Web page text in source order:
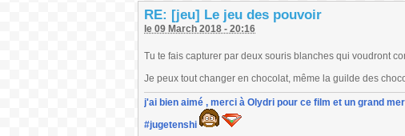
RE: [jeu] Le jeu des pouvoir
le 09 March 2018 - 20:16
Tu te fais capturer par deux souris blanches qui voudront
Je peux tout changer en chocolat, même la guilde des
j'ai bien aimé , merci à Olydri pour ce film et un grand
#jugetenshi